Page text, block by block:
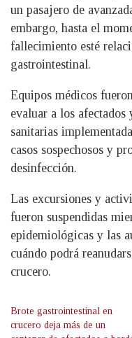
un pasajero de
embargo, hasta el
fallecimiento esté
gastrointestinal.
Equipos médicos
evaluar a los afectados
sanitarias
casos sospechosos y
desinfección.
Las excursiones y
fueron suspendidas
epidemiológicas y las
cuándo podrá
crucero.
Brote gastrointestinal en
crucero deja más de un